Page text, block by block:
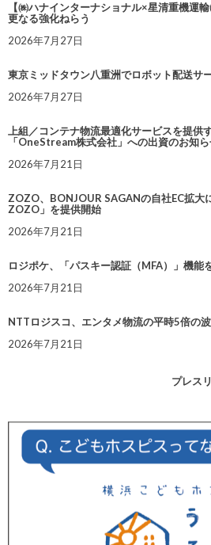
【㈱ハナインターナショナル×星清重機運
更なる強化ねらう
2026年7月27日
東京ミッドタウン八重洲でロボット配送サ
2026年7月27日
上組／コンテナ物流最適化サービスを提供
「OneStream株式会社」への出資のお知
2026年7月21日
ZOZO、BONJOUR SAGANの自社EC拡
ZOZO」を提供開始
2026年7月21日
ロジポケ、「パスキー認証（MFA）」機能
2026年7月21日
NTTロジスコ、エンタメ物流の平時5倍の
2026年7月21日
プレス